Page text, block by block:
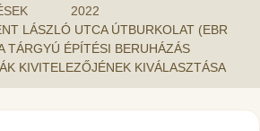
2022
LÁSZLÓ UTCA ÚTBURKOLAT (EBR
TÁRGYÚ ÉPÍTÉSI BERUHÁZÁS
KIVITELEZŐJÉNEK KIVÁLASZTÁSA